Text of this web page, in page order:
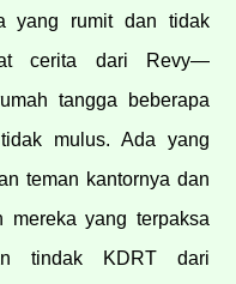
yang rumit dan tidak
cerita dari Revy—
tangga beberapa
mulus. Ada yang
teman kantornya dan
yang terpaksa
tindak KDRT dari